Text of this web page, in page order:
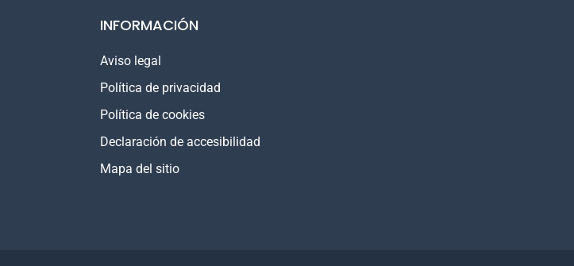
INFORMACIÓN
Aviso legal
Política de privacidad
Política de cookies
Declaración de accesibilidad
Mapa del sitio